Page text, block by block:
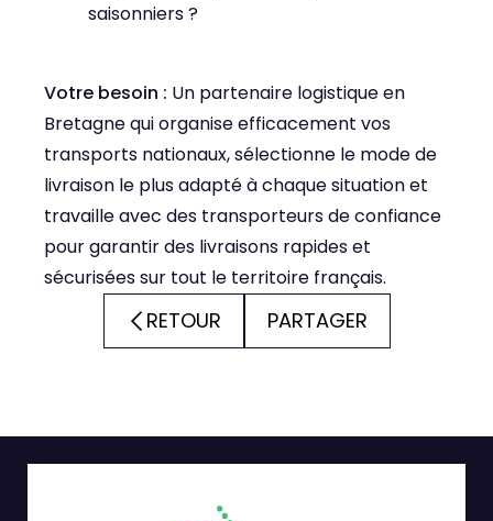
saisonniers ?
Votre besoin : Un partenaire logistique en
Bretagne qui organise efficacement vos
transports nationaux, sélectionne le mode de
livraison le plus adapté à chaque situation et
travaille avec des transporteurs de confiance
pour garantir des livraisons rapides et
sécurisées sur tout le territoire français.
RETOUR PARTAGER